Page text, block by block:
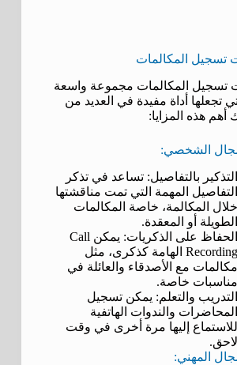
تسجيل المكالمات
تسجيل المكالمات مجموعة واسعة
تجعلها أداة مفيدة في العديد من
أهم هذه المزايا:
الشخصي:
التذكير بالتفاصيل: تساعد في تذكر
التفاصيل المهمة التي تمت مناقشتها
خلال المكالمة، خاصة المكالمات
الطويلة أو المعقدة.
الحفاظ على الذكريات: يمكن Call
Recording الهامة كذكرى، مثل
مكالمات مع الأصدقاء والعائلة في
مناسبات خاصة.
التدريب والتعلم: يمكن تسجيل
المحاضرات والندوات الهاتفية
للاستماع إليها مرة أخرى في وقت
لاحق.
المهني: